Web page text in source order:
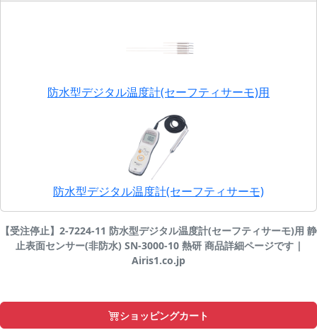
防水型デジタル温度計(セーフティサーモ)用
防水型デジタル温度計(セーフティサーモ)
【受注停止】2-7224-11 防水型デジタル温度計(セーフティサーモ)用 静
止表面センサー(非防水) SN-3000-10 熱研 商品詳細ページです |
Airis1.co.jp
ショッピングカート